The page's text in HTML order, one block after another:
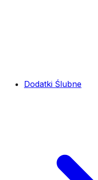
Dodatki Ślubne